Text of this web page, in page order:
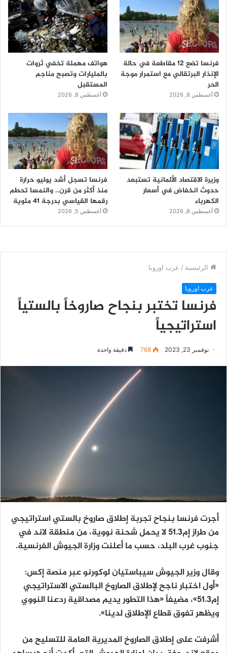
فرنسا تضع 12 مقاطعة في حالة
الإنذار البرتقالي مع استمرار موجة
الحر
أغسطس 8, 2026
هواتف مهملة تخفي ثروات
بالمليارات وتصبح مناجم
المستقبل
أغسطس 8, 2026
وزيرة الاقتصاد الألمانية تستبعد
حدوث انخفاض في أسعار
الكهرباء
أغسطس 8, 2026
فرنسا تسجل أشد يوليو حرارة
منذ أكثر من قرن.. والنمسا تحطم
رقمها القياسي بدرجة 41 مئوية
أغسطس 5, 2026